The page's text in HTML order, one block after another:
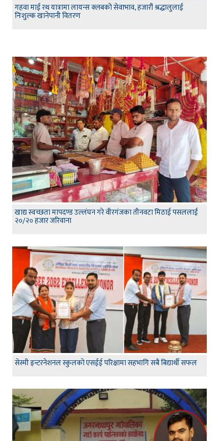
गहवा माई रथ यात्रामा लायन्स क्लबको सेवाभाव, हजारौं श्रद्धालुलाई
निःशुल्क खानेपानी वितरण
खाद्य स्वच्छता मापदण्ड उल्लंघन गरे वीरगंजका तीनवटा मिठाई पसललाई
२०/२० हजार जरिवाना
सेस्मी इन्टरनेशनल स्कुलको एसईई परिक्षामा सहभागि सबै बिद्यार्थी सफल